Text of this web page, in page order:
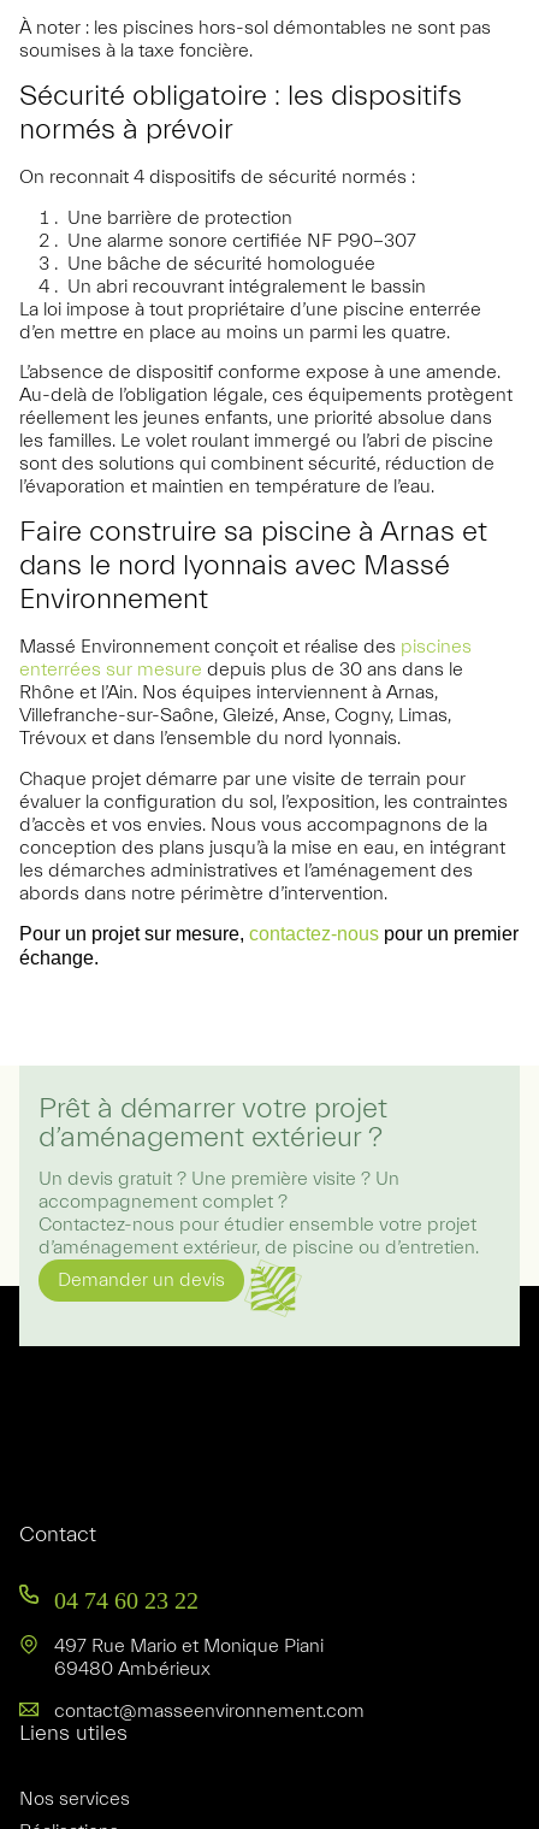
À noter : les piscines hors-sol démontables ne sont pas
soumises à la taxe foncière.
Sécurité obligatoire : les dispositifs
normés à prévoir
On reconnait 4 dispositifs de sécurité normés :
Une barrière de protection
Une alarme sonore certifiée NF P90-307
Une bâche de sécurité homologuée
Un abri recouvrant intégralement le bassin
La loi impose à tout propriétaire d’une piscine enterrée
d’en mettre en place au moins un parmi les quatre.
L’absence de dispositif conforme expose à une amende.
Au-delà de l’obligation légale, ces équipements protègent
réellement les jeunes enfants, une priorité absolue dans
les familles. Le volet roulant immergé ou l’abri de piscine
sont des solutions qui combinent sécurité, réduction de
l’évaporation et maintien en température de l’eau.
Faire construire sa piscine à Arnas et
dans le nord lyonnais avec Massé
Environnement
Massé Environnement conçoit et réalise des piscines
enterrées sur mesure depuis plus de 30 ans dans le
Rhône et l’Ain. Nos équipes interviennent à Arnas,
Villefranche-sur-Saône, Gleizé, Anse, Cogny, Limas,
Trévoux et dans l’ensemble du nord lyonnais.
Chaque projet démarre par une visite de terrain pour
évaluer la configuration du sol, l’exposition, les contraintes
d’accès et vos envies. Nous vous accompagnons de la
conception des plans jusqu’à la mise en eau, en intégrant
les démarches administratives et l’aménagement des
abords dans notre périmètre d’intervention.
Pour un projet sur mesure, contactez-nous pour un premier
échange.
Prêt à démarrer votre projet
d’aménagement extérieur ?
Un devis gratuit ? Une première visite ? Un
accompagnement complet ?
Contactez-nous pour étudier ensemble votre projet
d’aménagement extérieur, de piscine ou d’entretien.
Demander un devis
Contact
04 74 60 23 22
497 Rue Mario et Monique Piani
69480 Ambérieux
contact@masseenvironnement.com
Liens utiles
Nos services